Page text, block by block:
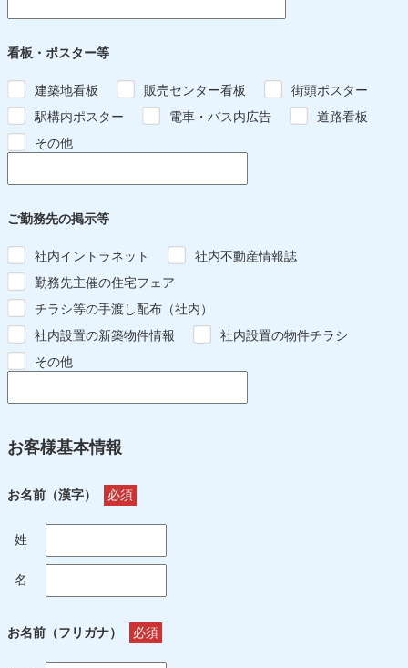
看板・ポスター等
建築地看板 販売センター看板
街頭ポスター
駅構内ポスター
電車・バス内広告
道路看板
その他
ご勤務先の掲示等
社内イントラネット
社内不動産情報誌
勤務先主催の住宅フェア
チラシ等の手渡し配布（社内）
社内設置の新築物件情報
社内設置の物件チラシ
その他
お客様基本情報
お名前（漢字） 必須
姓
名
お名前（フリガナ） 必須